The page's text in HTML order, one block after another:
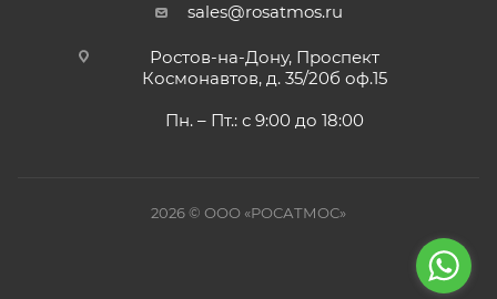
sales@rosatmos.ru
Ростов-на-Дону, Проспект
Космонавтов, д. 35/20б оф.15
Пн. – Пт.: с 9:00 до 18:00
2026 © ООО «РОСАТМОС»